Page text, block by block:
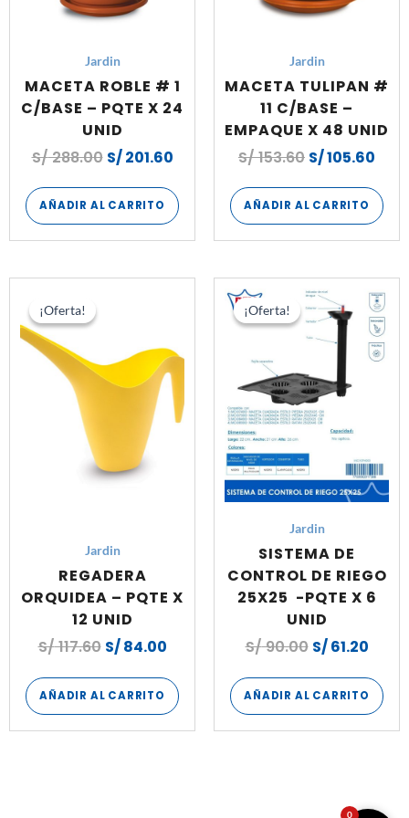
Jardin
MACETA ROBLE # 1
C/BASE – PQTE X 24
UNID
S/288.00 S/201.60
AÑADIR AL CARRITO
Jardin
MACETA TULIPAN #
11 C/BASE –
EMPAQUE X 48 UNID
S/153.60 S/105.60
AÑADIR AL CARRITO
¡Oferta!
¡Oferta!
Jardin
REGADERA
ORQUIDEA – PQTE X
12 UNID
S/117.60
S/ 117.60.
S/84.00
S/ 84.00.
AÑADIR AL CARRITO
¡Oferta!
¡Oferta!
Jardin
SISTEMA DE
CONTROL DE RIEGO
25X25 -PQTE X 6
UNID
S/90.00
El
precio
original
era:
S/ 90.00.
S/61.20
es:
S/
AÑADIR AL CARRITO
0